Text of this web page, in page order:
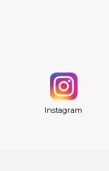
Instagram